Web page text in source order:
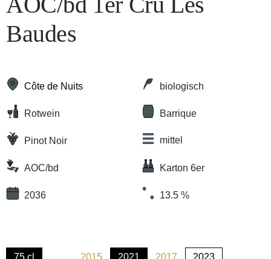
Baudes
Côte de Nuits biologisch
Rotwein Barrique
Pinot Noir mittel
AOC/bd Karton 6er
2036 13.5 %